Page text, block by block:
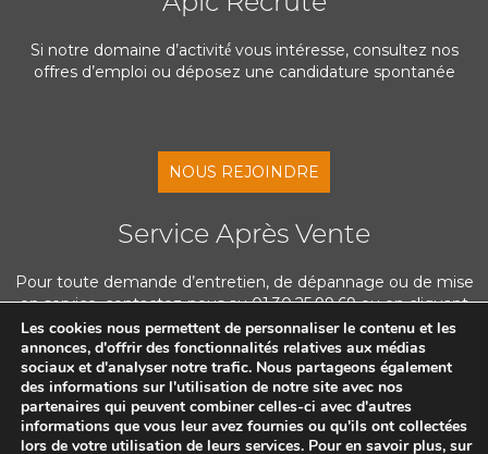
Si notre domaine d’activité́ vous intéresse, consultez nos
offres d’emploi ou déposez une candidature spontanée
NOUS REJOINDRE
Service Après Vente
Pour toute demande d’entretien, de dépannage ou de mise
en service, contactez-nous au 01.30.25.99.69 ou en cliquant
ci-dessous
NOUS CONTACTER
Les cookies nous permettent de personnaliser le contenu et les
annonces, d'offrir des fonctionnalités relatives aux médias
sociaux et d'analyser notre trafic. Nous partageons également
des informations sur l'utilisation de notre site avec nos
partenaires qui peuvent combiner celles-ci avec d'autres
informations que vous leur avez fournies ou qu'ils ont collectées
lors de votre utilisation de leurs services. Pour en savoir plus, sur